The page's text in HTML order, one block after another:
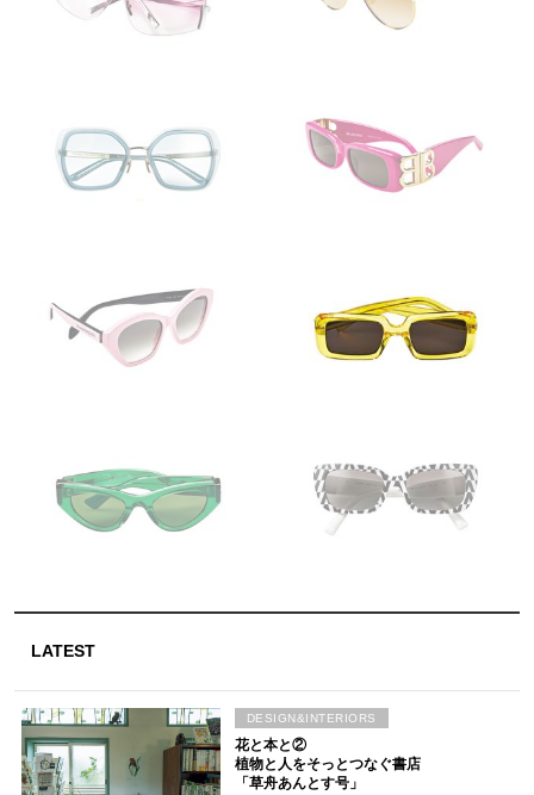
LATEST
花と本と②
植物と人をそっとつなぐ書店
「草舟あんとす号」
DESIGN&INTERIORS